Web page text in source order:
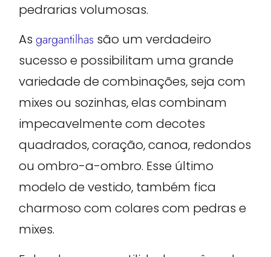
pedrarias volumosas.
Asgargantilhas são um verdadeiro
sucesso e possibilitam uma grande
variedade de combinações, seja com
mixes ou sozinhas, elas combinam
impecavelmente com decotes
quadrados, coração, canoa, redondos
ou ombro-a-ombro. Esse último
modelo de vestido, também fica
charmoso com colares com pedras e
mixes.